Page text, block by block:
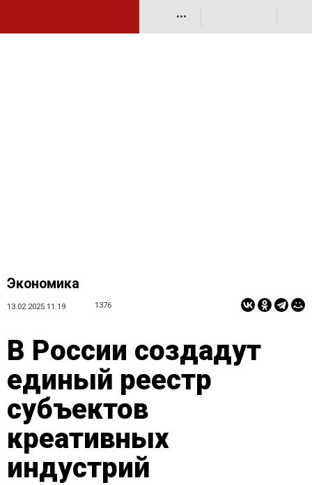
•••
Экономика
13.02.2025 11:19 1376
В России создадут
единый реестр
субъектов
креативных
индустрий